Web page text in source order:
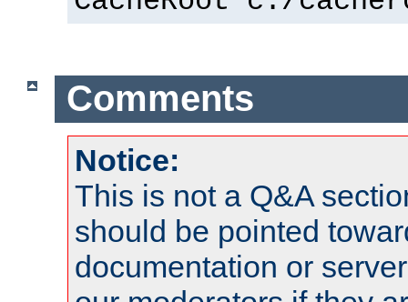
Comments
Notice:
This is not a Q&A
should be pointed
documentation or